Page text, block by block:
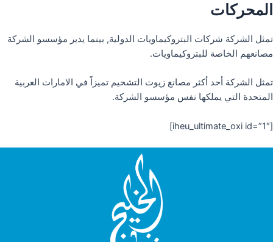
المحركات
تمثل الشركة شركات البتروكيماويات الدولية, بينما يدير مؤسسو الشركة
مصانعهم الخاصة للبتروكيماويات.
تمثل الشركة أحد أكثر مصانع زيوت التشحيم تميزاً في الامارات العربية
المتحدة التي يملكها نفس مؤسسو الشركة.
[iheu_ultimate_oxi id=”1″]